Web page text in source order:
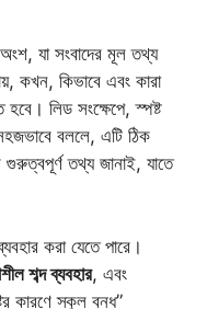
যা সংবাদের মূল তথ্য
কখন, কিভাবে এবং কারা
লিড সংক্ষেপে, স্পষ্ট
বললে, এটি ঠিক
তথ্য জানাই, যাতে
করা যেতে পারে।
শব্দ ব্যবহার, এবং
কারণে স্কুল বন্ধ”